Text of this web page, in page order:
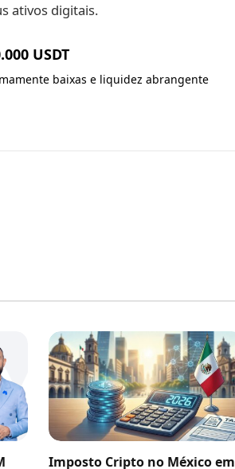
ativos digitais.
USDT
baixas e liquidez abrangente
Imposto Cripto no México em